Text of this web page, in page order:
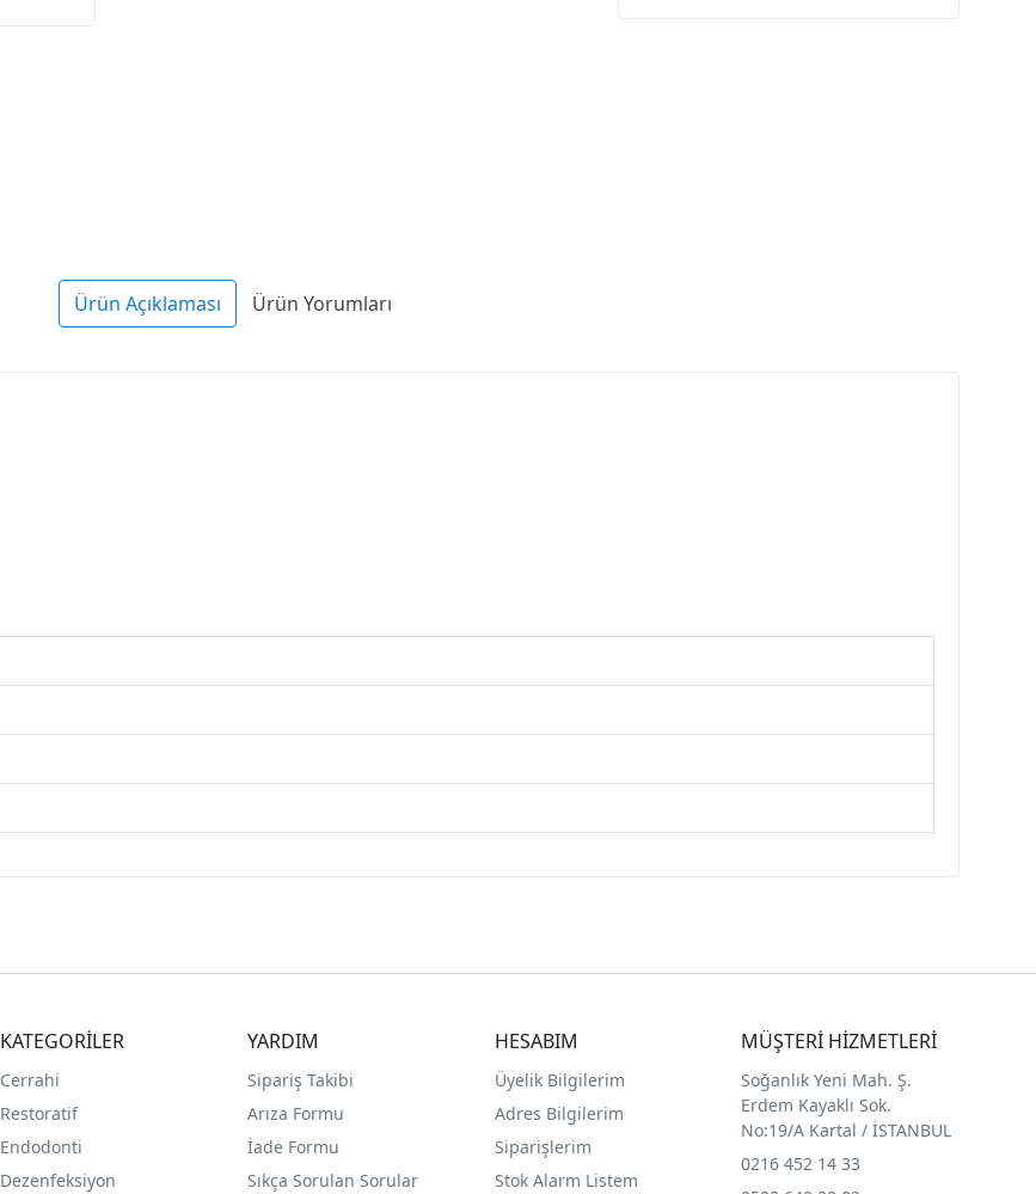
Ürün Açıklaması Ürün Yorumları
KATEGORİLER
Cerrahi
Restoratif
Endodonti
Dezenfeksiyon
YARDIM
Sipariş Takibi
Arıza Formu
İade Formu
Sıkça Sorulan Sorular
HESABIM
Üyelik Bilgilerim
Adres Bilgilerim
Siparişlerim
Stok Alarm Listem
MÜŞTERİ HİZMETLERİ
Soğanlık Yeni Mah. Ş.
Erdem Kayaklı Sok.
No:19/A Kartal / İSTANBUL
0216 452 14 33